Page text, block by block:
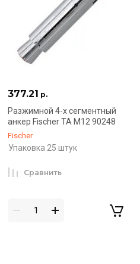
377.21 р.
Разжимной 4-х сегментный
анкер Fischer TA M12 90248
Fischer
Упаковка 25 штук
Сравнить